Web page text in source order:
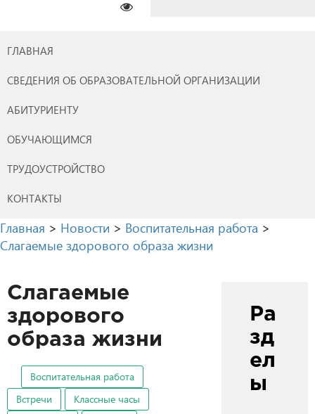
ГЛАВНАЯ
СВЕДЕНИЯ ОБ ОБРАЗОВАТЕЛЬНОЙ ОРГАНИЗАЦИИ
АБИТУРИЕНТУ
ОБУЧАЮЩИМСЯ
ТРУДОУСТРОЙСТВО
КОНТАКТЫ
Главная > Новости > Воспитательная работа >
Слагаемые здорового образа жизни
Слагаемые
здорового
образа жизни
Воспитательная работа
Встречи
Классные часы
Ра
зд
ел
ы